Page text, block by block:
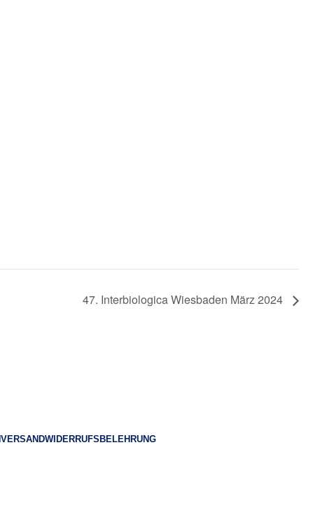
47. Interbiologica Wiesbaden März 2024
VERSANDWIDERRUFSBELEHRUNG